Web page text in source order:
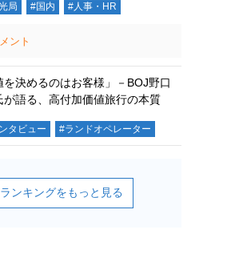
局 #国内 #人事・HR
ント
を決めるのはお客様」－BOJ野口
が語る、高付加価値旅行の本質
タビュー #ランドオペレーター